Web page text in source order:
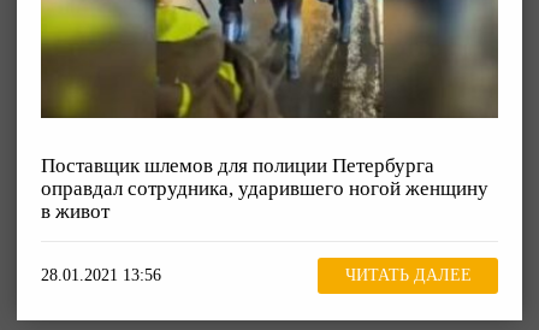
Поставщик шлемов для полиции Петербурга
оправдал сотрудника, ударившего ногой женщину
в живот
28.01.2021 13:56 ЧИТАТЬ ДАЛЕЕ